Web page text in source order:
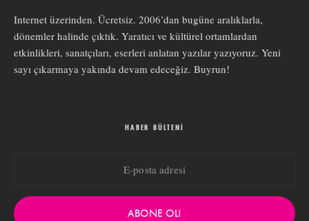
Internet üzerinden. Ücretsiz. 2006’dan bugüne aralıklarla,
dönemler halinde çıktık. Yaratıcı ve kültürel ortamlardan
etkinlikleri, sanatçıları, eserleri anlatan yazılar yazıyoruz. Yeni
sayı çıkarmaya yakında devam edeceğiz. Buyrun!
HABER BÜLTENI
ABONE OL!